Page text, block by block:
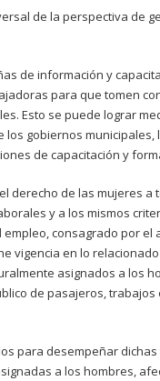
de la perspectiva de
de información y
para que tomen
Esto se puede lograr
los gobiernos municipales,
de capacitación y
derecho de las mujeres a
y a los mismos
consagrado por el
vigencia en lo
asignados a los
de pasajeros, trabajos
para desempeñar
a los hombres,